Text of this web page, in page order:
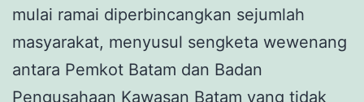
mulai ramai diperbincangkan sejumlah
masyarakat, menyusul sengketa wewenang
antara Pemkot Batam dan Badan
Pengusahaan Kawasan Batam yang tidak